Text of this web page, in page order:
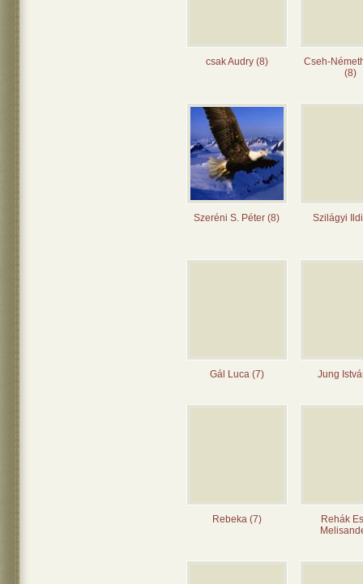
csak Audry (8)
Cseh-
(8)
Szeréni S. Péter (8) Szilágyi
Gál Luca (7) Jung
Rebeka (7)
Rehák